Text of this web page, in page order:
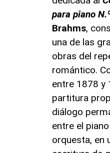
para piano
Brahms,
una de las
obras del
romántico.
entre 1878 y
partitura
diálogo
entre el
orquesta, en